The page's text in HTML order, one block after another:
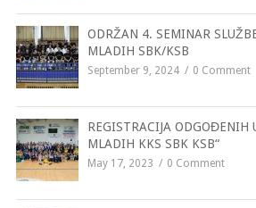
ODRŽAN 4. SEMINAR
MLADIH SBK/KSB
September 9, 2024 0 Comment
REGISTRACIJA ODGOĐENIH
MLADIH KKS SBK KSB“
May 17, 2023 0 Comment